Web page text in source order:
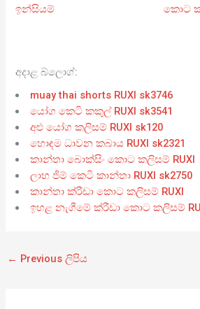
ඉන්සියම්
කොට
අදාළ බ්ලොග්:
muay thai shorts RUXI sk3746
යෝග කෙටි කකුල් RUXI sk3541
අළු යෝග කලිසම් RUXI sk120
හොඳම ධාවන කබාය RUXI sk2321
කාන්තා බොක්සිං කොට කලිසම් RUXI
ලාභ ජිම් කෙටි කාන්තා RUXI sk2750
කාන්තා ක්රීඩා කොට කලිසම් RUXI
ඉහළ නැගීමේ ක්රීඩා කොට කලිසම්
← Previous ලිපිය